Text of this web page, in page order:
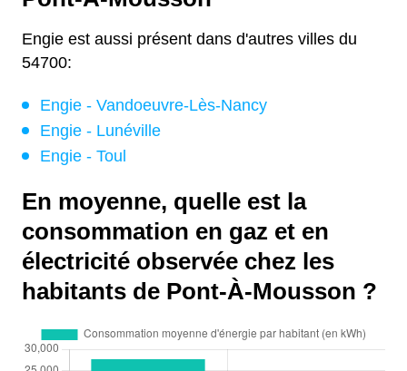
Engie est aussi présent dans d'autres villes du
54700:
Engie - Vandoeuvre-Lès-Nancy
Engie - Lunéville
Engie - Toul
En moyenne, quelle est la
consommation en gaz et en
électricité observée chez les
habitants de Pont-À-Mousson ?